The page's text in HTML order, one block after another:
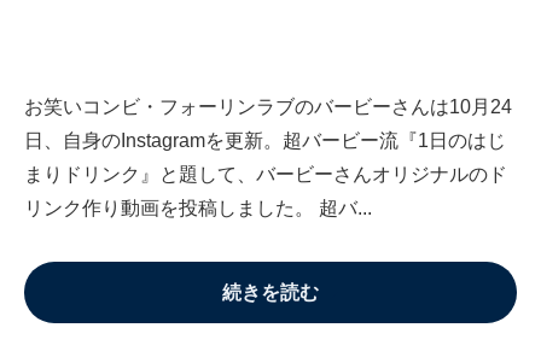
お笑いコンビ・フォーリンラブのバービーさんは10月24
日、自身のInstagramを更新。超バービー流『1日のはじ
まりドリンク』と題して、バービーさんオリジナルのド
リンク作り動画を投稿しました。 超バ...
続きを読む